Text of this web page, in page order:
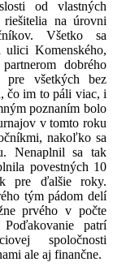
od vlastných
na úrovni
Všetko sa
Komenského,
dobrého
pre všetkých bez
čo im to páli viac, i
poznaním bolo
v tomto roku
nakoľko sa
Nenaplnil sa tak
povestných 10
pre ďalšie roky.
tým pádom delí
prvého v počte
patrí
spoločnosti
ale aj finančne.